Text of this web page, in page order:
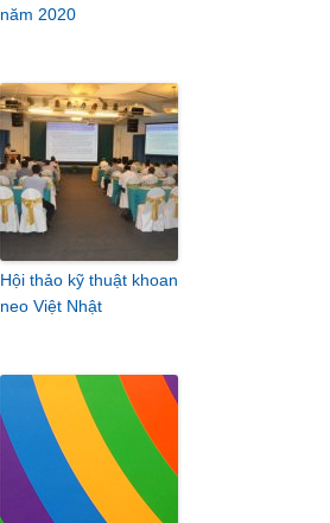
năm 2020
Hội thảo kỹ thuật khoan
neo Việt Nhật